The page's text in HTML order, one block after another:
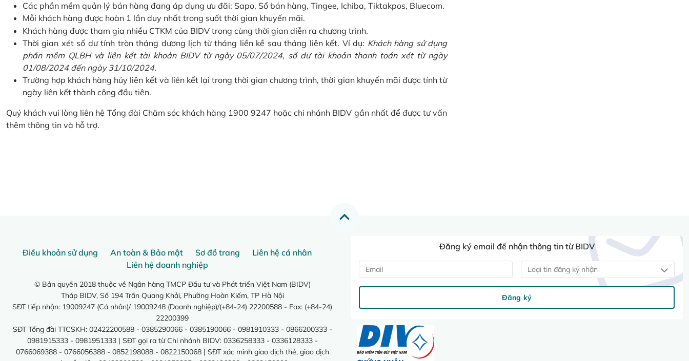
Các phần mềm quản lý bán hàng đang áp dụng ưu đãi: Sapo, Sổ bán hàng, Tingee, Ichiba, Tiktakpos, Bluecom.
Mỗi khách hàng được hoàn 1 lần duy nhất trong suốt thời gian khuyến mãi.
Khách hàng được tham gia nhiều CTKM của BIDV trong cùng thời gian diễn ra chương trình.
Thời gian xét số dư tính tròn tháng dương lịch từ tháng liền kề sau tháng liên kết. Ví dụ: Khách hàng sử dụng
phần mềm QLBH và liên kết tài khoản BIDV từ ngày 05/07/2024, số dư tài khoản thanh toán xét từ ngày
01/08/2024 đến ngày 31/10/2024.
Trường hợp khách hàng hủy liên kết và liên kết lại trong thời gian chương trình, thời gian khuyến mãi được tính từ
ngày liên kết thành công đầu tiên.
Quý khách vui lòng liên hệ Tổng đài Chăm sóc khách hàng 1900 9247 hoặc chi nhánh BIDV gần nhất để được tư vấn
thêm thông tin và hỗ trợ.
Điều khoản sử dụng An toàn & Bảo mật Sơ đồ trang
Liên hệ cá nhân
Liên hệ doanh nghiệp
© Bản quyền 2018 thuộc về Ngân hàng TMCP Đầu tư và Phát triển Việt Nam (BIDV)
Tháp BIDV, Số 194 Trần Quang Khải, Phường Hoàn Kiếm, TP Hà Nội
SĐT tiếp nhận: 19009247 (Cá nhân)/ 19009248 (Doanh nghiệp)/(+84-24) 22200588 - Fax: (+84-24)
22200399
SĐT Tổng đài TTCSKH: 02422200588 - 0385290066 - 0385190066 - 0981910333 - 0866200333 -
0981915333 - 0981951333 | SĐT gọi ra từ Chi nhánh BIDV: 0336258333 - 0336128333 -
0766069388 - 0766056388 - 0852198088 - 0822150068 | SĐT xác minh giao dịch thẻ, giao dịch
Đăng ký email để nhận thông tin từ BIDV
Loại tin đăng ký nhận
Đăng ký